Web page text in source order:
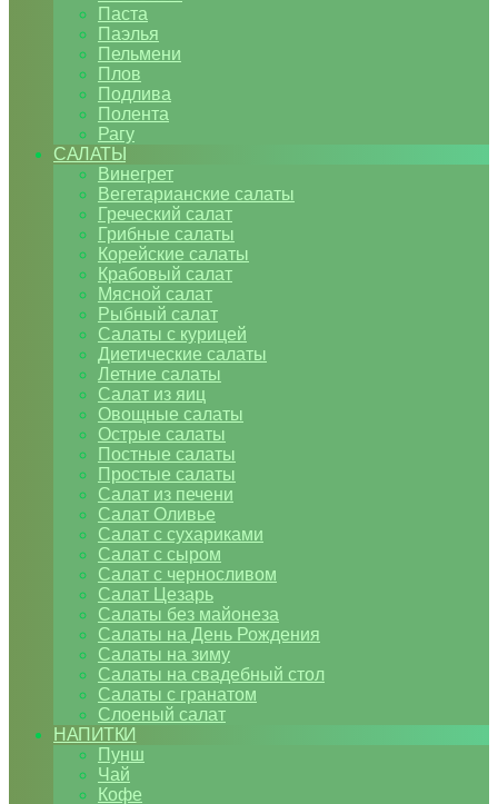
Паста
Паэлья
Пельмени
Плов
Подлива
Полента
Рагу
САЛАТЫ
Винегрет
Вегетарианские салаты
Греческий салат
Грибные салаты
Корейские салаты
Крабовый салат
Мясной салат
Рыбный салат
Салаты с курицей
Диетические салаты
Летние салаты
Салат из яиц
Овощные салаты
Острые салаты
Постные салаты
Простые салаты
Салат из печени
Салат Оливье
Салат с сухариками
Салат с сыром
Салат с черносливом
Салат Цезарь
Салаты без майонеза
Салаты на День Рождения
Салаты на зиму
Салаты на свадебный стол
Салаты с гранатом
Слоеный салат
НАПИТКИ
Пунш
Чай
Кофе